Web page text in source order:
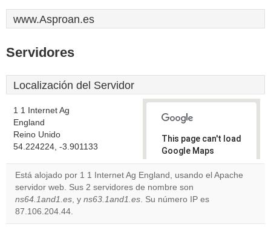
www.Asproan.es
Servidores
Localización del Servidor
1 1 Internet Ag
England
Reino Unido
54.224224, -3.901133
This page can't load
Google Maps
correctly.
Do you
own this
Está alojado por 1 1 Internet Ag England, usando el Apache
servidor web. Sus 2 servidores de nombre son
ns64.1and1.es, y ns63.1and1.es. Su número IP es
87.106.204.44.